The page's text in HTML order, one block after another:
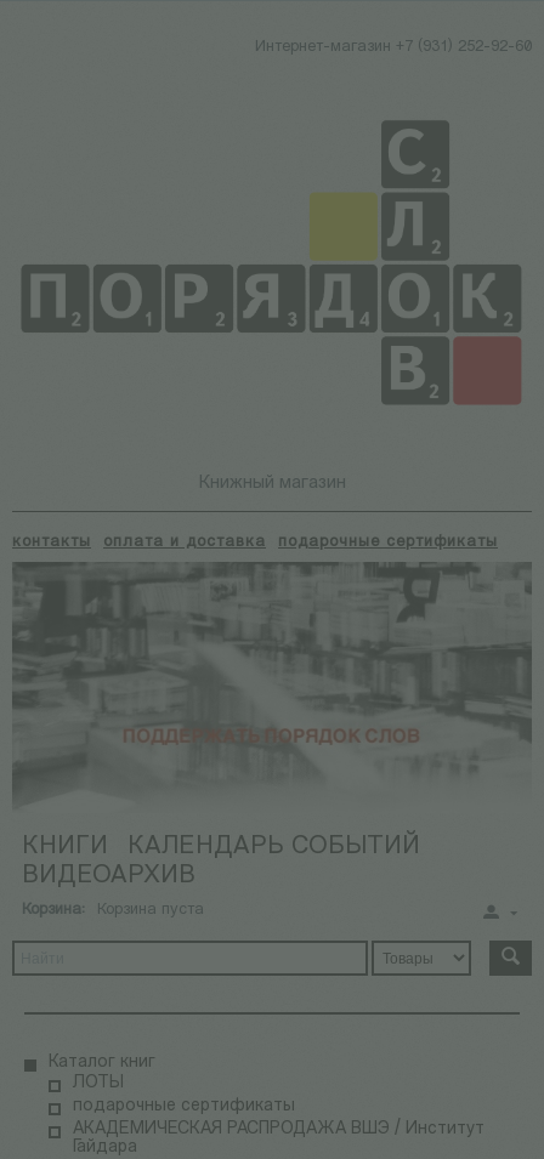
Интернет-магазин +7 (931) 252-92-60
Книжный магазин
контакты оплата и доставка подарочные сертификаты
КНИГИ
КАЛЕНДАРЬ СОБЫТИЙ
ВИДЕОАРХИВ
Корзина: Корзина пуста
Каталог книг
ЛОТЫ
подарочные сертификаты
АКАДЕМИЧЕСКАЯ РАСПРОДАЖА ВШЭ / Институт
Гайдара